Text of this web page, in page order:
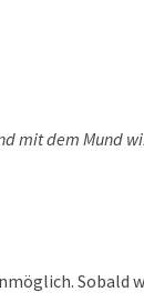
mit dem Mund
Sobald